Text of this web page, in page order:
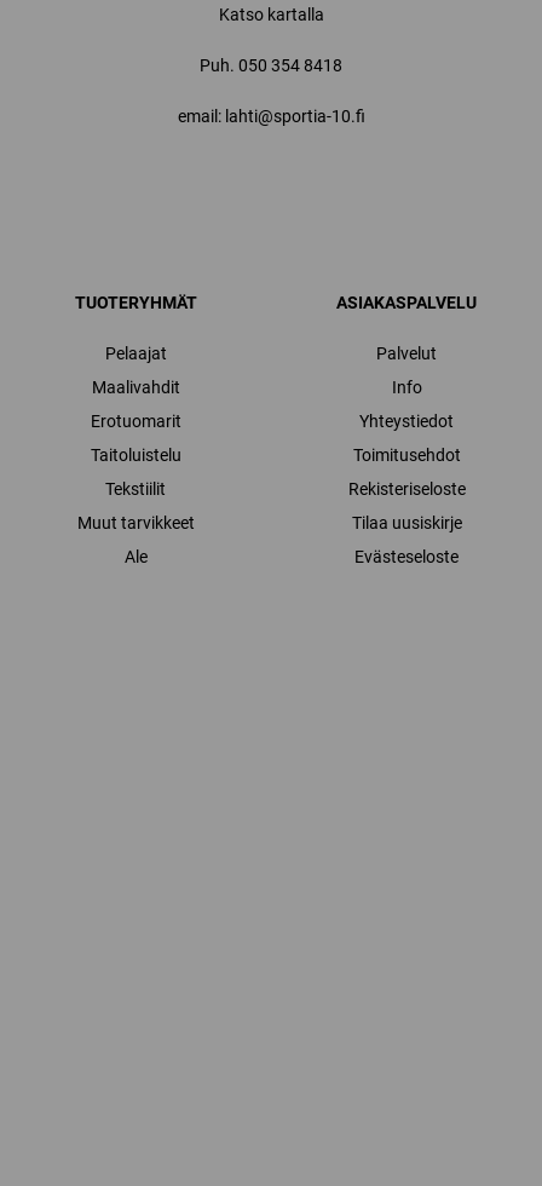
Katso kartalla
Puh. 050 354 8418
email: lahti@sportia-10.fi
TUOTERYHMÄT
Pelaajat
Maalivahdit
Erotuomarit
Taitoluistelu
Tekstiilit
Muut tarvikkeet
Ale
ASIAKASPALVELU
Palvelut
Info
Yhteystiedot
Toimitusehdot
Rekisteriseloste
Tilaa uusiskirje
Evästeseloste